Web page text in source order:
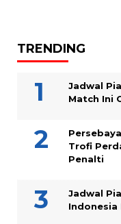
TRENDING
Jadwal
Match Ini
Trofi
Penalti
Jadwal
Indonesia